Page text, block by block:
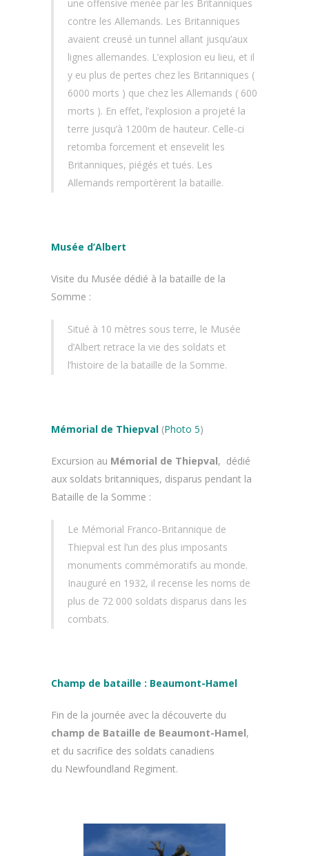
une offensive menée par les Britanniques
contre les Allemands. Les Britanniques
avaient creusé un tunnel allant jusqu’aux
lignes allemandes. L’explosion eu lieu, et il
y eu plus de pertes chez les Britanniques (
6000 morts ) que chez les Allemands ( 600
morts ). En effet, l’explosion a projeté la
terre jusqu’à 1200m de hauteur. Celle-ci
retomba forcement et ensevelit les
Britanniques, piégés et tués. Les
Allemands remportèrent la bataille.
Musée d’Albert
Visite du Musée dédié à la bataille de la
Somme :
Situé à 10 mètres sous terre, le Musée
d’Albert retrace la vie des soldats et
l’histoire de la bataille de la Somme.
Mémorial de Thiepval (Photo 5)
Excursion au Mémorial de Thiepval, dédié
aux soldats britanniques, disparus pendant la
Bataille de la Somme :
Le Mémorial Franco-Britannique de
Thiepval est l’un des plus imposants
monuments commémoratifs au monde.
Inauguré en 1932, il recense les noms de
plus de 72 000 soldats disparus dans les
combats.
Champ de bataille : Beaumont-Hamel
Fin de la journée avec la découverte du
champ de Bataille de Beaumont-Hamel,
et du sacrifice des soldats canadiens
du Newfoundland Regiment.